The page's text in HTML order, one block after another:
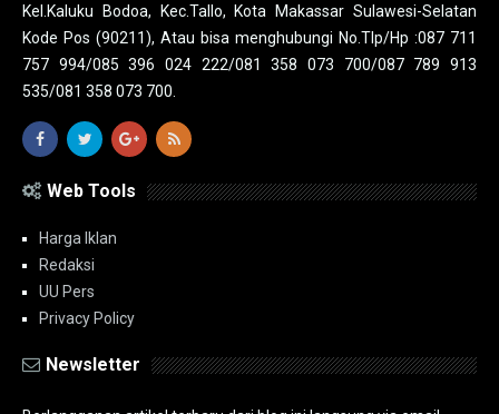
Kel.Kaluku Bodoa, Kec.Tallo, Kota Makassar Sulawesi-Selatan
Kode Pos (90211), Atau bisa menghubungi No.Tlp/Hp :087 711
757 994/085 396 024 222/081 358 073 700/087 789 913
535/081 358 073 700.
Web Tools
Harga Iklan
Redaksi
UU Pers
Privacy Policy
Newsletter